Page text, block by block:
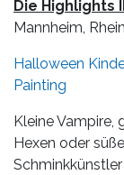
Die Highlights
Mannheim,
Halloween
Painting
Kleine Vampire,
Hexen oder